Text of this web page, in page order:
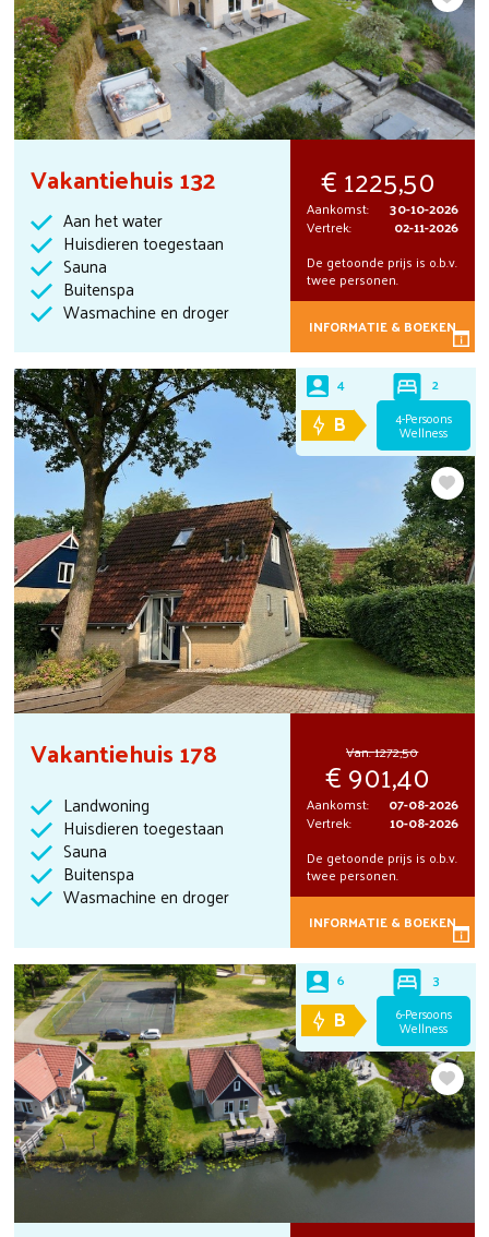
Vakantiehuis 132
Aan het water
Huisdieren toegestaan
Sauna
Buitenspa
Wasmachine en droger
Aankomst: 30-10-2026
Vertrek: 02-11-2026
1225,50
De getoonde prijs is o.b.v.
twee personen.
INFORMATIE & BOEKEN
Vakantiehuis 178
Landwoning
Huisdieren toegestaan
Sauna
Buitenspa
Wasmachine en droger
4 2
B 4-Persoons
Wellness
Aankomst: 07-08-2026
Vertrek: 10-08-2026
Van:1272,50
901,40
De getoonde prijs is o.b.v.
twee personen.
INFORMATIE & BOEKEN
6 3
B 6-Persoons
Wellness